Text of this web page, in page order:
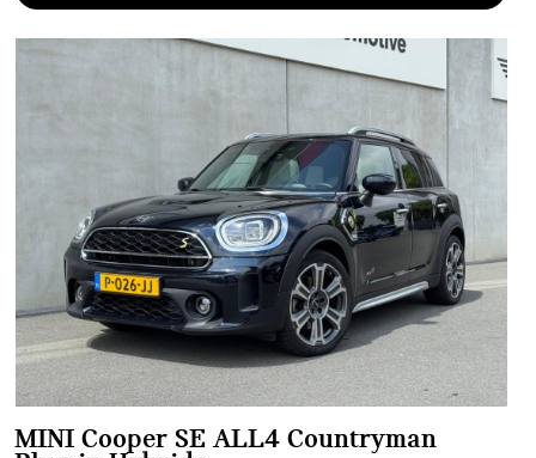
MINI Cooper SE ALL4 Countryman